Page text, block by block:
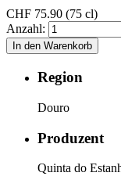
CHF 75.90 (75 cl)
Anzahl:
Region
Douro
Produzent
Quinta do